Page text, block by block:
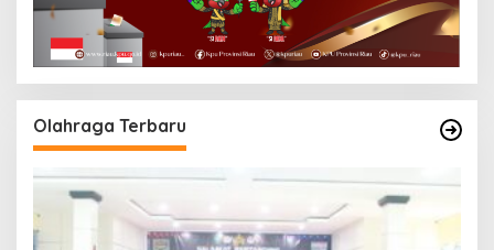
Olahraga Terbaru